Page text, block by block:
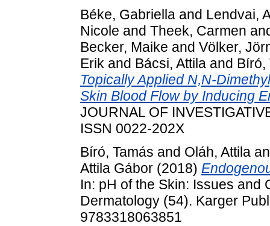
Béke, Gabriella and Lendvai,
Nicole and Theek, Carmen
Becker, Maike and Völker,
Erik and Bácsi, Attila and Bíró,
Topically Applied N,N-
Skin Blood Flow by Inducing
JOURNAL OF
ISSN 0022-202X
Bíró, Tamás and Oláh, Attila
Attila Gábor (2018)
In: pH of the Skin: Issues and
Dermatology (54). Karger
9783318063851